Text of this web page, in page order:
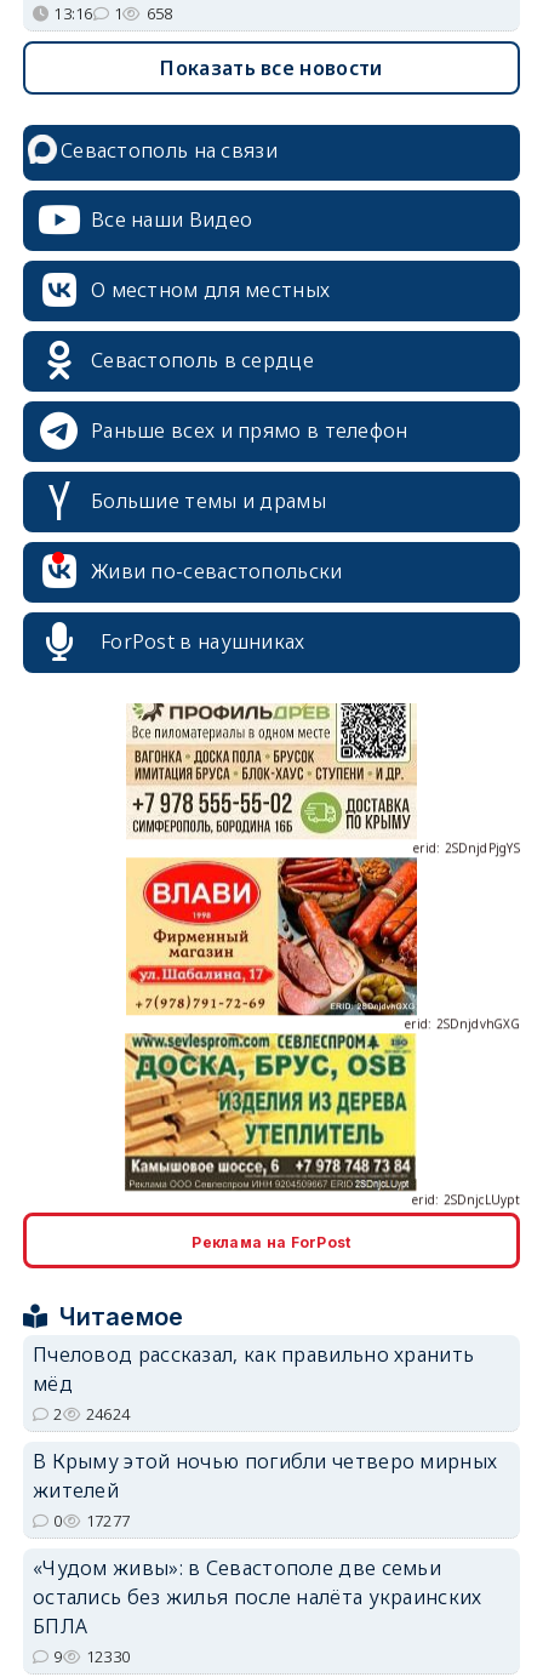
13:16 1 658
Показать все новости
Севастополь на связи
Все наши Видео
О местном для местных
Севастополь в сердце
Раньше всех и прямо в телефон
Большие темы и драмы
Живи по-севастопольски
ForPost в наушниках
erid: 2SDnjdvhGXG
erid: 2SDnjdPjgYS
Реклама на ForPost
Читаемое
Пчеловод рассказал, как правильно хранить
мёд
2 24624
В Крыму этой ночью погибли четверо мирных
жителей
0 17277
«Чудом живы»: в Севастополе две семьи
остались без жилья после налёта украинских
БПЛА
9 12330